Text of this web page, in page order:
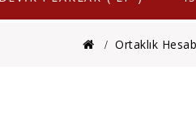
Ortaklık